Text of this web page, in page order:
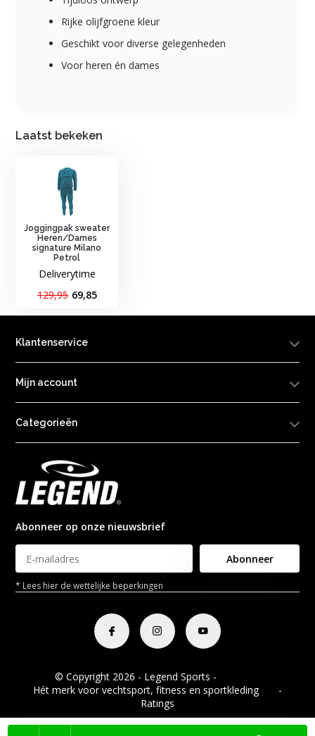
Rijke olijfgroene kleur
Geschikt voor diverse gelegenheden
Voor heren én dames
Laatst bekeken
Joggingpak sweater
Heren/Dames
signature Milano
Petrol
Deliverytime
129,95 69,85
Klantenservice
Mijn account
Categorieën
Abonneer op onze nieuwsbrief
Abonneer
* Lees hier de wettelijke beperkingen
© Copyright 2026 - Legend Sports -
Hét merk voor vechtsport, fitness en sportkleding
-
Ratings